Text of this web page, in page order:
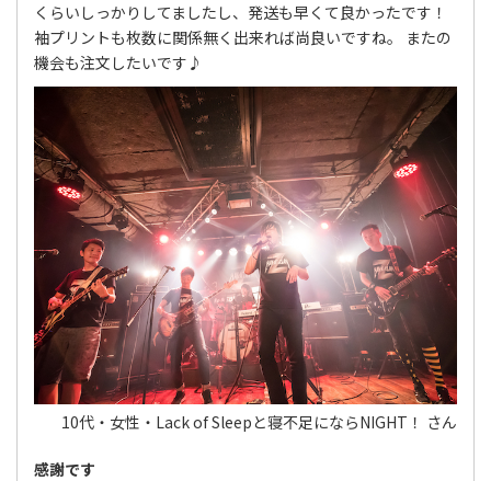
くらいしっかりしてましたし、発送も早くて良かったです！
袖プリントも枚数に関係無く出来れば尚良いですね。 またの
機会も注文したいです♪
10代・女性・Lack of Sleepと寝不足にならNIGHT！ さん
感謝です